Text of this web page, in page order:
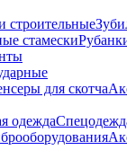
строительные
стамески
для скотча
одежда